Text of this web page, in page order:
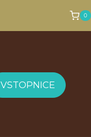
0
VSTOPNICE